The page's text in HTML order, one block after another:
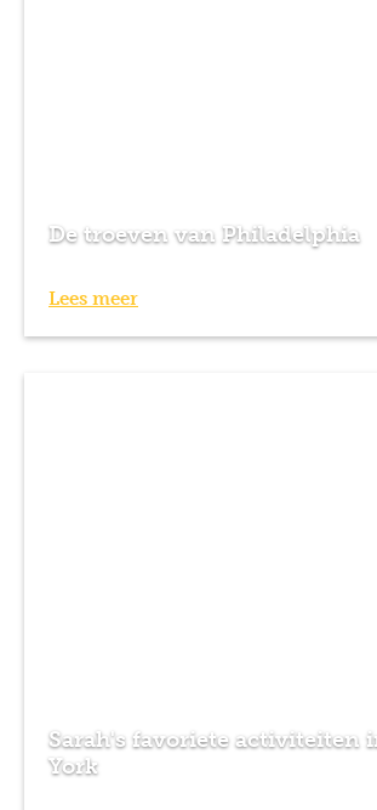
De troeven van Philadelphia
Lees meer
Sarah's favoriete activiteiten
York